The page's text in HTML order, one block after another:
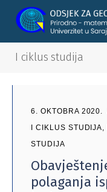
I ciklus studija
6. OKTOBRA 2020.
I CIKLUS STUDIJA,
STUDIJA
polaganja